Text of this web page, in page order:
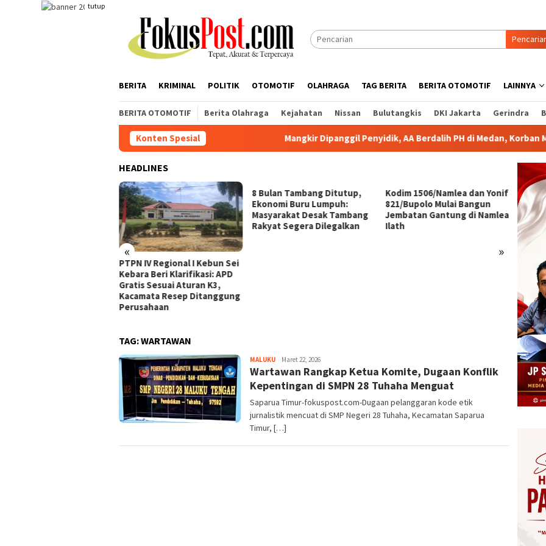
tutup
BERITA KRIMINAL POLITIK OTOMOTIF OLAHRAGA TAG BERITA BERITA OTOMOTIF LAINNYA
BERITA OTOMOTIF Berita Olahraga Kejahatan Nissan Bulutangkis DKI Jakarta Gerindra
Konten Spesial Mangkir Dipanggil Penyidik, AA Berdalih PH di Medan, Korban Minta Polisi
HEADLINES
« »
PTPN IV Regional I Kebun Sei
Kebara Beri Klarifikasi: APD
Gratis Sesuai Aturan K3,
Kacamata Resep Ditanggung
Perusahaan
8 Bulan Tambang Ditutup,
Ekonomi Buru Lumpuh:
Masyarakat Desak Tambang
Rakyat Segera Dilegalkan
Kodim 1506/Namlea dan Yonif
821/Bupolo Mulai Bangun
Jembatan Gantung di Namlea
Ilath
AA,
dalam
TAG:WARTAWAN
MALUKUHerman.
Damanik
Maret 22, 2026
Wartawan Rangkap Ketua Komite, Dugaan Konflik
Kepentingan di SMPN 28 Tuhaha Menguat
Saparua Timur-fokuspost.com-Dugaan pelanggaran kode etik
jurnalistik mencuat di SMP Negeri 28 Tuhaha, Kecamatan Saparua
Timur, […]